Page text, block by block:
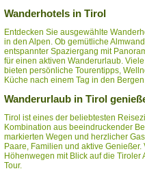
Wanderhotels in Tirol
Entdecken Sie ausgewählte
in den Alpen. Ob gemütliche
entspannter Spaziergang mit
für einen aktiven Wanderurlaub.
bieten persönliche Tourentipps,
Küche nach einem Tag in den
Wanderurlaub in Tirol
Tirol ist eines der beliebtesten
Kombination aus beeindruckender
markierten Wegen und herzlicher
Paare, Familien und aktive
Höhenwegen mit Blick auf die
Tour.